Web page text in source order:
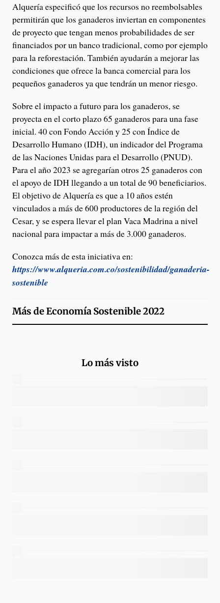
Alquería especificó que los recursos no reembolsables
permitirán que los ganaderos inviertan en componentes
de proyecto que tengan menos probabilidades de ser
financiados por un banco tradicional, como por ejemplo
para la reforestación. También ayudarán a mejorar las
condiciones que ofrece la banca comercial para los
pequeños ganaderos ya que tendrán un menor riesgo.
Sobre el impacto a futuro para los ganaderos, se
proyecta en el corto plazo 65 ganaderos para una fase
inicial. 40 con Fondo Acción y 25 con Índice de
Desarrollo Humano (IDH), un indicador del Programa
de las Naciones Unidas para el Desarrollo (PNUD).
Para el año 2023 se agregarían otros 25 ganaderos con
el apoyo de IDH llegando a un total de 90 beneficiarios.
El objetivo de Alquería es que a 10 años estén
vinculados a más de 600 productores de la región del
Cesar, y se espera llevar el plan Vaca Madrina a nivel
nacional para impactar a más de 3.000 ganaderos.
Conozca más de esta iniciativa en:
https://www.alqueria.com.co/sostenibilidad/ganaderia-
sostenible
Más deEconomía Sostenible 2022
Lo más visto